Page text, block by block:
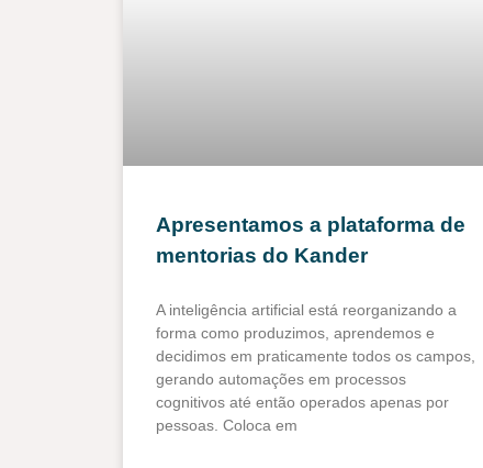
Apresentamos a plataforma de
mentorias do Kander
A inteligência artificial está reorganizando a
forma como produzimos, aprendemos e
decidimos em praticamente todos os campos,
gerando automações em processos
cognitivos até então operados apenas por
pessoas. Coloca em